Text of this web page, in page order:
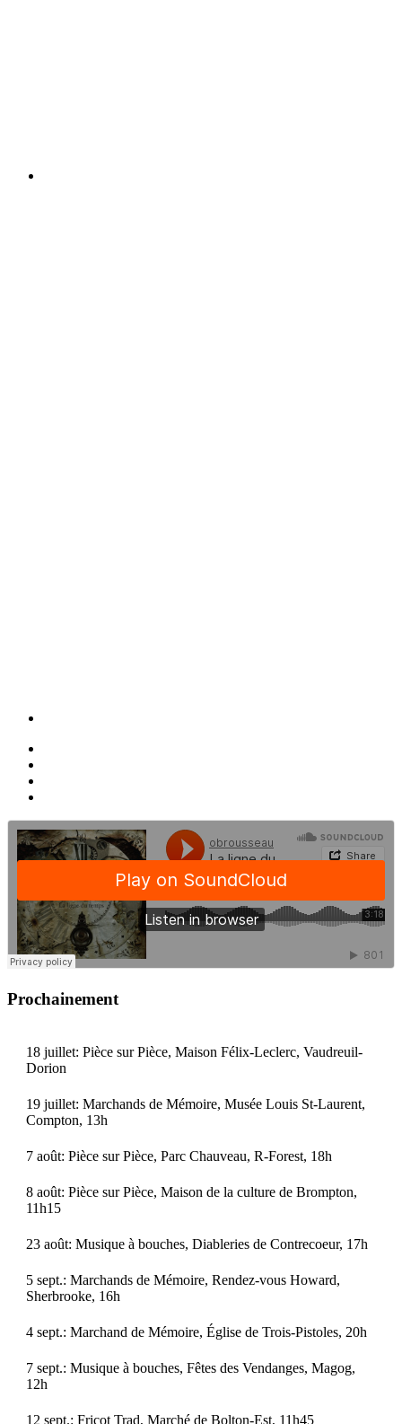
Prochainement
18 juillet: Pièce sur Pièce, Maison Félix-Leclerc, Vaudreuil-
Dorion
19 juillet: Marchands de Mémoire, Musée Louis St-Laurent,
Compton, 13h
7 août: Pièce sur Pièce, Parc Chauveau, R-Forest, 18h
8 août: Pièce sur Pièce, Maison de la culture de Brompton,
11h15
23 août: Musique à bouches, Diableries de Contrecoeur, 17h
5 sept.: Marchands de Mémoire, Rendez-vous Howard,
Sherbrooke, 16h
4 sept.: Marchand de Mémoire, Église de Trois-Pistoles, 20h
7 sept.: Musique à bouches, Fêtes des Vendanges, Magog,
12h
12 sept.: Fricot Trad, Marché de Bolton-Est, 11h45